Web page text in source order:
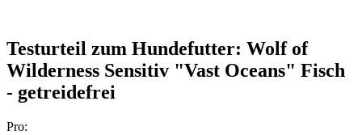
Testurteil zum Hundefutter: Wolf of
Wilderness Sensitiv "Vast Oceans" Fisch
- getreidefrei
Pro: